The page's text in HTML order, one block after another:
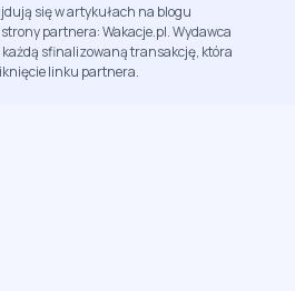
się w artykułach na blogu
partnera: Wakacje.pl. Wydawca
sfinalizowaną transakcję, która
linku partnera.